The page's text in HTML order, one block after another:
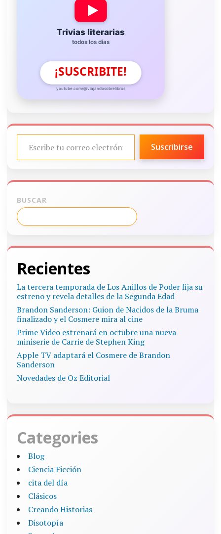
Trivias literarias
todos los días
¡SUSCRIBITE!
youtube.com/@viajandosobrelibros
ESCRIBE TU CORREO ELECTRÓNICO…
Suscribirse
BUSCAR
Recientes
La tercera temporada de Los Anillos de Poder fija su
estreno y revela detalles de la Segunda Edad
Brandon Sanderson: Guion de Nacidos de la Bruma
finalizado y el Cosmere mira al cine
Prime Video estrenará en octubre una nueva
miniserie de Carrie de Stephen King
Apple TV adaptará el Cosmere de Brandon
Sanderson
Novedades de Oz Editorial
Categories
Blog
Ciencia Ficción
cita del día
Clásicos
Creando Historias
Disotopía